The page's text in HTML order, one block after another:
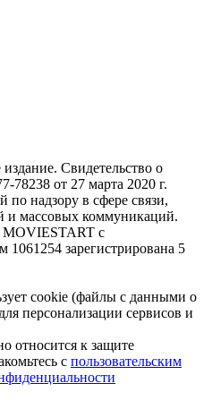
Свидетельство о
от 27 марта 2020 г.
надзору в сфере связи,
и массовых коммуникаций.
MOVIESTART с
зарегистрирована 5
cookie (файлы с данными о
персонализации сервисов и
к защите
с пользовательским